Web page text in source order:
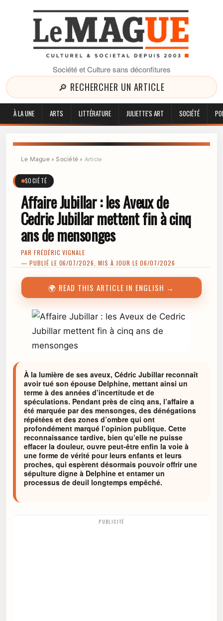
Société et Culture sans déconfitures
🔎 RECHERCHER UN ARTICLE
À LA UNE ARTS LITTÉRATURE JULIETTE'S ART SOCIÉTÉ
Le Mague» Société» Article
SOCIÉTÉ
Affaire Jubillar : les Aveux de
Cedric Jubillar mettent fin à cinq
ans de mensonges
PAR FRÉDÉRIC VIGNALE
— PUBLIÉ LE 06/07/2026, MIS À JOUR LE 06/07/2026
🌍 READ THIS ARTICLE IN ENGLISH →
À la lumière de ses aveux, Cédric Jubillar reconnaît
avoir tué son épouse Delphine, mettant ainsi un
terme à des années d’incertitude et de
spéculations. Pendant près de cinq ans, l’affaire a
été marquée par des mensonges, des dénégations
répétées et des zones d’ombre qui ont
profondément marqué l’opinion publique. Cette
reconnaissance tardive, bien qu’elle ne puisse
effacer la douleur, ouvre peut-être enfin la voie à
une forme de vérité pour leurs enfants et leurs
proches, qui espèrent désormais pouvoir offrir une
sépulture digne à Delphine et entamer un
processus de deuil longtemps empêché.
PUBLICITÉ